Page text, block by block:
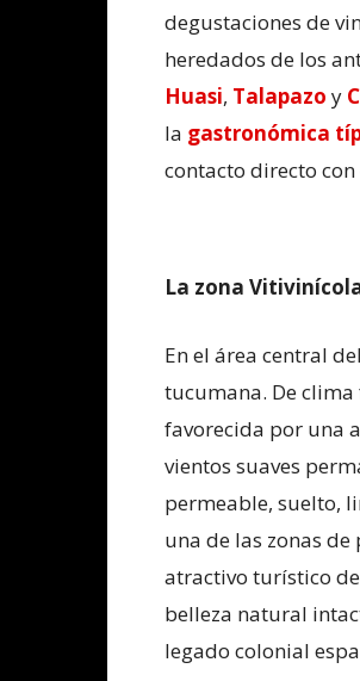
degustaciones de
heredados de los
Huasi, Talapazo y
la gastronómica
contacto directo
La zona
En el área central
tucumana. De clima
favorecida por una
vientos suaves
permeable, suelto,
una de las zonas
atractivo turístico
belleza natural
legado colonial